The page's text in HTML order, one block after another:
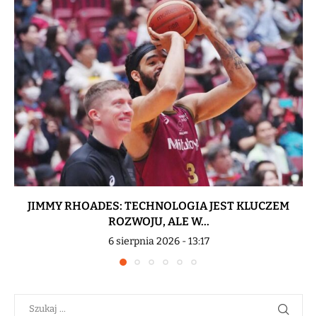
JIMMY RHOADES: TECHNOLOGIA JEST KLUCZEM
ROZWOJU, ALE W...
6 sierpnia 2026 - 13:17